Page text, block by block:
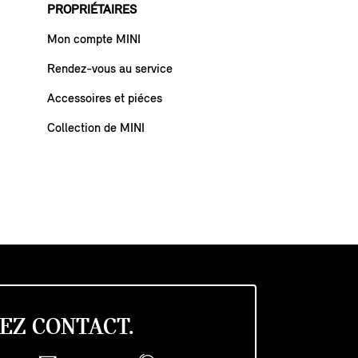
PROPRIÉTAIRES
Mon compte MINI
Rendez-vous au service
Accessoires et piéces
Collection de MINI
CONTACT.